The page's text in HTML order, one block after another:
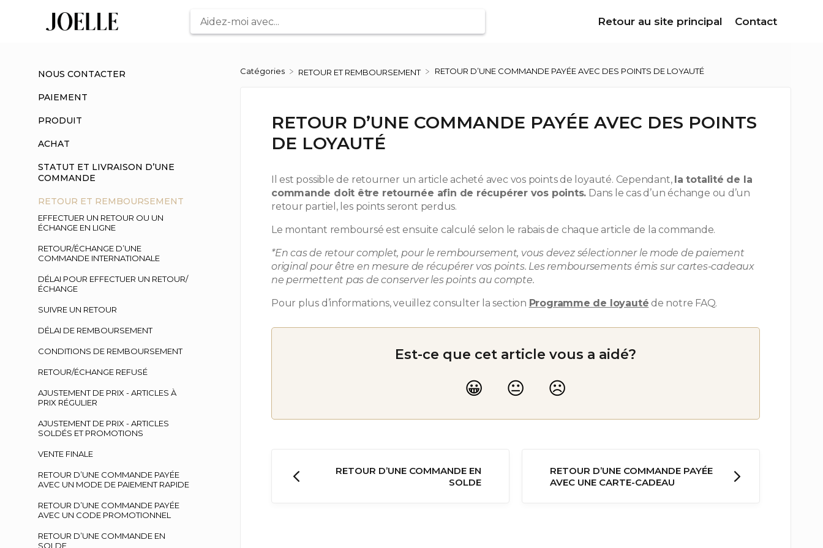
Retour au site principal Contact
NOUS CONTACTER
PAIEMENT
PRODUIT
ACHAT
STATUT ET LIVRAISON D’UNE
COMMANDE
RETOUR ET REMBOURSEMENT
EFFECTUER UN RETOUR OU UN
ÉCHANGE EN LIGNE
RETOUR/ÉCHANGE D’UNE
COMMANDE INTERNATIONALE
DÉLAI POUR EFFECTUER UN RETOUR/
ÉCHANGE
SUIVRE UN RETOUR
DÉLAI DE REMBOURSEMENT
CONDITIONS DE REMBOURSEMENT
RETOUR/ÉCHANGE REFUSÉ
AJUSTEMENT DE PRIX - ARTICLES À
PRIX RÉGULIER
AJUSTEMENT DE PRIX - ARTICLES
SOLDÉS ET PROMOTIONS
VENTE FINALE
RETOUR D’UNE COMMANDE PAYÉE
AVEC UN MODE DE PAIEMENT RAPIDE
RETOUR D’UNE COMMANDE PAYÉE
AVEC UN CODE PROMOTIONNEL
RETOUR D’UNE COMMANDE EN
SOLDE
Catégories ​RETOUR ET REMBOURSEMENT RETOUR D’UNE COMMANDE PAYÉE AVEC DES POINTS DE LOYAUTÉ
RETOUR D’UNE COMMANDE PAYÉE AVEC DES POINTS
DE LOYAUTÉ
Il est possible de retourner un article acheté avec vos points de loyauté. Cependant, la totalité de la
commande doit être retournée afin de récupérer vos points. Dans le cas d’un échange ou d’un
retour partiel, les points seront perdus.
Le montant remboursé est ensuite calculé selon le rabais de chaque article de la commande.
*En cas de retour complet, pour le remboursement, vous devez sélectionner le mode de paiement
original pour être en mesure de récupérer vos points. Les remboursements émis sur cartes-cadeaux
ne permettent pas de conserver les points au compte.
Pour plus d’informations, veuillez consulter la section Programme de loyauté de notre FAQ.
Est-ce que cet article vous a aidé?
RETOUR D’UNE COMMANDE EN
SOLDE
RETOUR D’UNE COMMANDE PAYÉE
AVEC UNE CARTE-CADEAU